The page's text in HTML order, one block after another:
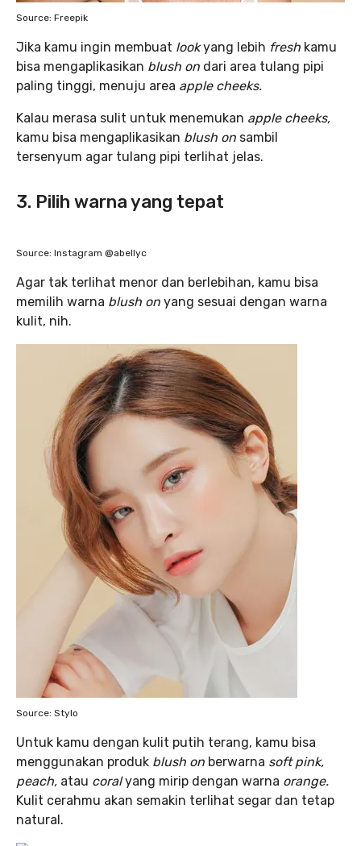
Source: Freepik
Jika kamu ingin membuat lookyang lebih fresh kamu
bisa mengaplikasikan blush on dari area tulang pipi
paling tinggi, menuju area apple cheeks.
Kalau merasa sulit untuk menemukan apple cheeks,
kamu bisa mengaplikasikan blush on sambil
tersenyum agar tulang pipi terlihat jelas.
3. Pilih warna yang tepat
Source: Instagram @abellyc
Agar tak terlihat menor dan berlebihan, kamu bisa
memilih warna blush on yang sesuai dengan warna
kulit, nih.
Source: Stylo
Untuk kamu dengan kulit putih terang, kamu bisa
menggunakan produk blush on berwarna soft pink,
peach, atau coralyang mirip dengan warna orange.
Kulit cerahmu akan semakin terlihat segar dan tetap
natural.